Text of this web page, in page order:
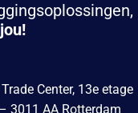
Center, 13e etage
3011 AA Rotterdam